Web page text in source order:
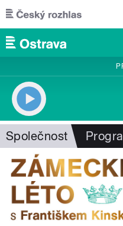
Přejít k hlavnímu obsahu
Společnost